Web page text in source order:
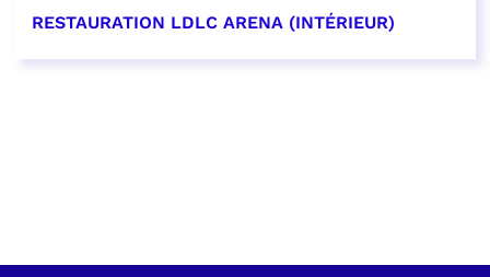
RESTAURATION LDLC ARENA (INTÉRIEUR)